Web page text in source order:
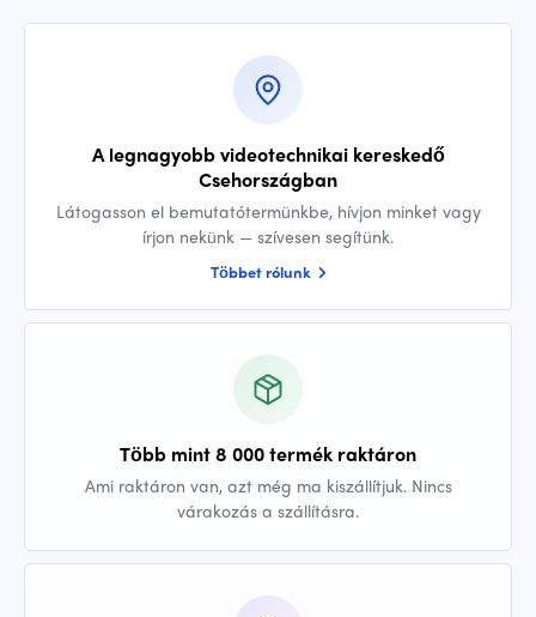
A legnagyobb videotechnikai kereskedő
Csehországban
Látogasson el bemutatótermünkbe, hívjon minket vagy
írjon nekünk — szívesen segítünk.
Többet rólunk
Több mint 8 000 termék raktáron
Ami raktáron van, azt még ma kiszállítjuk. Nincs
várakozás a szállításra.